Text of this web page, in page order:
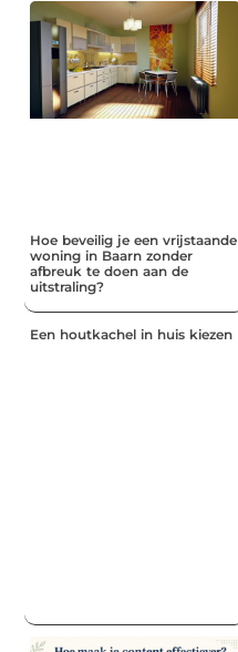
Hoe beveilig je een vrijstaande
woning in Baarn zonder
afbreuk te doen aan de
uitstraling?
Een houtkachel in huis kiezen